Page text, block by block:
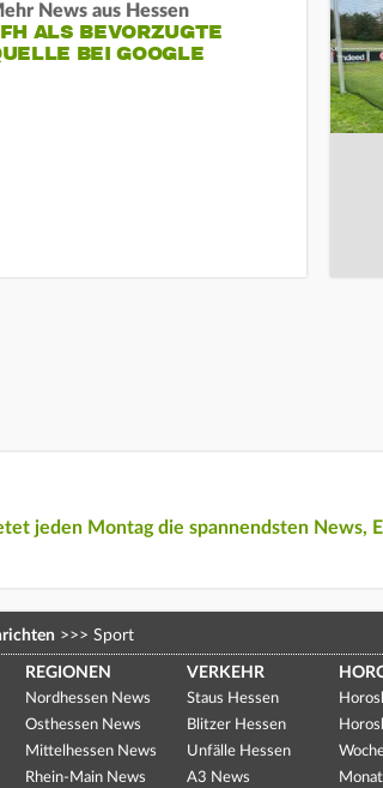
News aus Hessen
ALS BEVORZUGTE
BEI GOOGLE
jeden Montag die spannendsten News,
>>> Sport
REGIONEN
Nordhessen News
Osthessen News
Mittelhessen News
Rhein-Main News
VERKEHR
Staus Hessen
Blitzer Hessen
Unfälle Hessen
A3 News